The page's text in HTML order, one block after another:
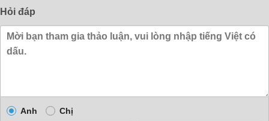
Hỏi đáp
Anh Chị